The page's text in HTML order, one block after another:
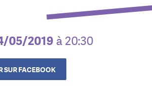
05/2019 à 20:30
SUR FACEBOOK